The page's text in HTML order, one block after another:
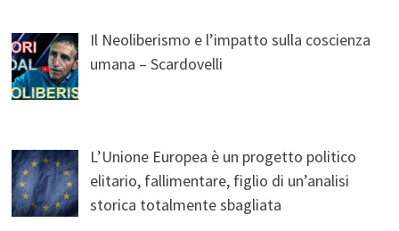
Il Neoliberismo e l’impatto sulla coscienza
umana – Scardovelli
L’Unione Europea è un progetto politico
elitario, fallimentare, figlio di un’analisi
storica totalmente sbagliata